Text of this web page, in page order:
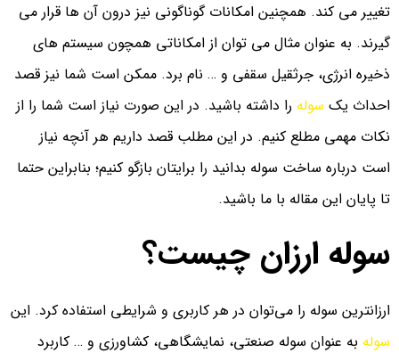
تغییر می کند. همچنین امکانات گوناگونی نیز درون آن ها قرار می
گیرند. به عنوان مثال می توان از امکاناتی همچون سیستم های
ذخیره انرژی، جرثقیل سقفی و … نام برد. ممکن است شما نیز قصد
احداث یک سوله را داشته باشید. در این صورت نیاز است شما را از
نکات مهمی مطلع کنیم. در این مطلب قصد داریم هر آنچه نیاز
است درباره ساخت سوله بدانید را برایتان بازگو کنیم؛ بنابراین حتما
تا پایان این مقاله با ما باشید.
سوله ارزان چیست؟
ارزانترین سوله را می‌توان در هر کاربری و شرایطی استفاده کرد. این
سوله به عنوان سوله صنعتی، نمایشگاهی، کشاورزی و … کاربرد